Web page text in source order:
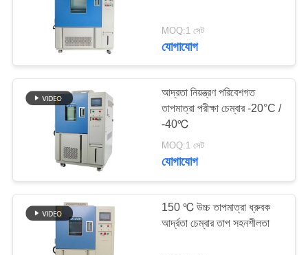
PRIVACY
POLICY
তাপীয় সাইক্লিং চেম্বার
থার্মাল শক চেম্বার
9
MOQ:1 সেট
যোগাযোগ
আদ্রতা নিয়ন্ত্রণ পরিবেশগত
তাপমাত্রা পরীক্ষা চেম্বার -20°C /
-40℃
MOQ:1 সেট
যোগাযোগ
150 ℃ উচ্চ তাপমাত্রা ধ্রুবক
আর্দ্রতা চেম্বার তাপ সহনশীলতা